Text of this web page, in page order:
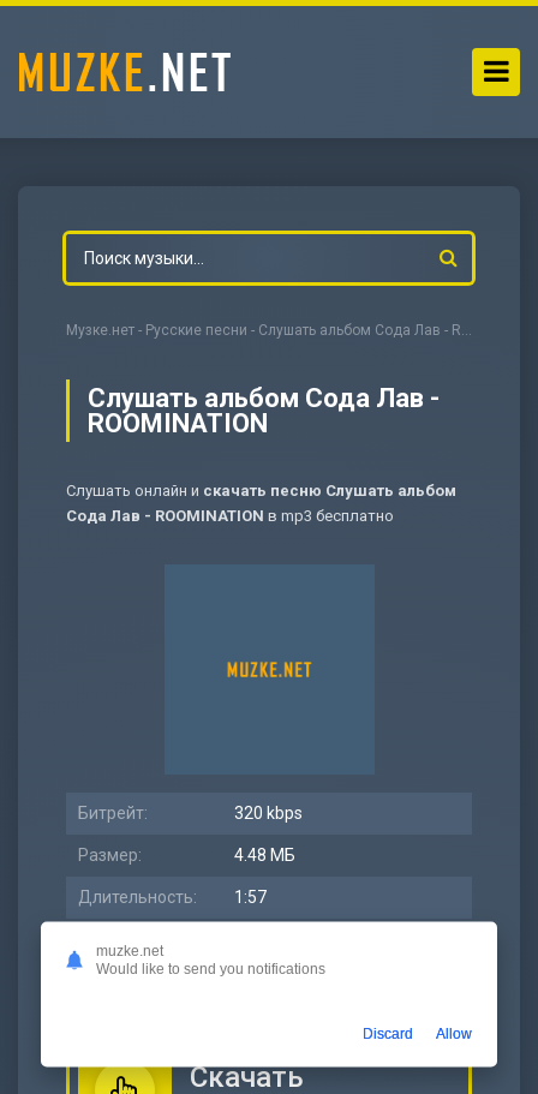
Музке.нет - Русские песни - Слушать альбом Сода Лав - ROOMINATION
Слушать альбом Сода Лав -
ROOMINATION
Слушать онлайн и скачать песню Слушать альбом
Сода Лав - ROOMINATION в mp3 бесплатно
Битрейт: 320 kbps
Размер: 4.48 МБ
Длительность: 1:57
Скачать
muzke.net
Would like to send you notifications
Discard Allow